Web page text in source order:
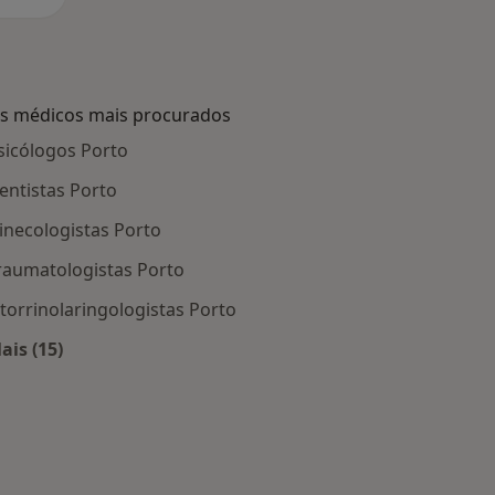
médicos mais procurados
Porto
Porto
Porto
Porto
Porto
(15)